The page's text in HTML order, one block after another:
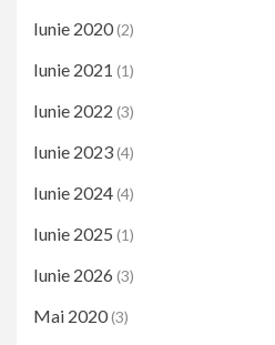
Iunie 2020(2)
Iunie 2021 (1)
Iunie 2022 (3)
Iunie 2023(4)
Iunie 2024(4)
Iunie 2025 (1)
Iunie 2026 (3)
Mai 2020(3)